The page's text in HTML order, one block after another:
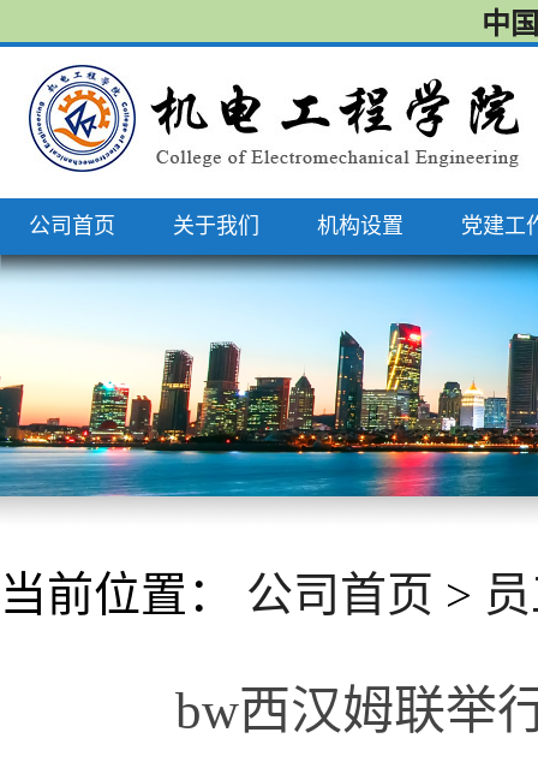
中
公司首页 关于我们 机构设置 党建工
当前位置： 公司首页 >
bw西汉姆联举